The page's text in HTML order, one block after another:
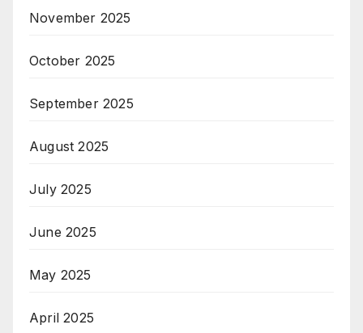
November 2025
October 2025
September 2025
August 2025
July 2025
June 2025
May 2025
April 2025